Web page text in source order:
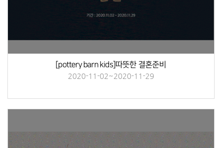
[pottery barn kids]따뜻한 결혼준비
2020-11-02~2020-11-29